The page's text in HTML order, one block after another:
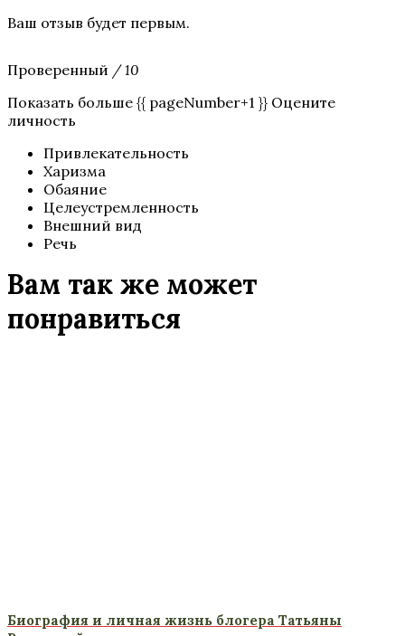
Ваш отзыв будет первым.
Проверенный / 10
Показать больше {{ pageNumber+1 }} Оцените
личность
Привлекательность
Харизма
Обаяние
Целеустремленность
Внешний вид
Речь
Вам так же может
понравиться
Биография и личная жизнь блогера Татьяны